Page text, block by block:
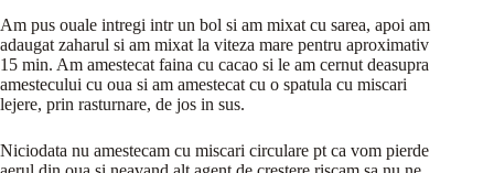
Am pus ouale intregi intr un bol si am mixat cu sarea, apoi am
adaugat zaharul si am mixat la viteza mare pentru aproximativ
15 min. Am amestecat faina cu cacao si le am cernut deasupra
amestecului cu oua si am amestecat cu o spatula cu miscari
lejere, prin rasturnare, de jos in sus.
Niciodata nu amestecam cu miscari circulare pt ca vom pierde